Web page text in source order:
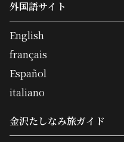
外国語サイト
English
français
Español
italiano
金沢たしなみ旅ガイド